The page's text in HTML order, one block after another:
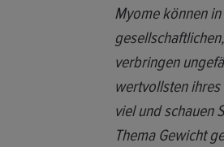
Myome können
verbringen
wertvollsten
viel und schauen
Thema Gewicht